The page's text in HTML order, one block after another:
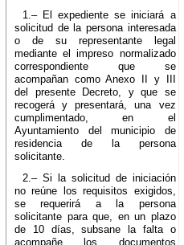
1.– El expediente se iniciará a
solicitud de la persona interesada
o de su representante legal
mediante el impreso normalizado
correspondiente que se
acompañan como Anexo II y III
del presente Decreto, y que se
recogerá y presentará, una vez
cumplimentado, en el
Ayuntamiento del municipio de
residencia de la persona
solicitante.
2.– Si la solicitud de iniciación
no reúne los requisitos exigidos,
se requerirá a la persona
solicitante para que, en un plazo
de 10 días, subsane la falta o
acompañe los documentos